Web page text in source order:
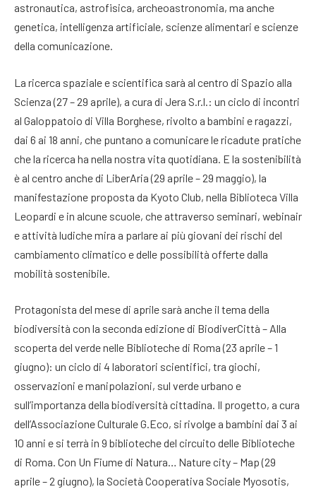
astronautica, astrofisica, archeoastronomia, ma anche
genetica, intelligenza artificiale, scienze alimentari e scienze
della comunicazione.
La ricerca spaziale e scientifica sarà al centro di Spazio alla
Scienza (27 – 29 aprile), a cura di Jera S.r.l.: un ciclo di incontri
al Galoppatoio di Villa Borghese, rivolto a bambini e ragazzi,
dai 6 ai 18 anni, che puntano a comunicare le ricadute pratiche
che la ricerca ha nella nostra vita quotidiana. E la sostenibilità
è al centro anche di LiberAria (29 aprile – 29 maggio), la
manifestazione proposta da Kyoto Club, nella Biblioteca Villa
Leopardi e in alcune scuole, che attraverso seminari, webinair
e attività ludiche mira a parlare ai più giovani dei rischi del
cambiamento climatico e delle possibilità offerte dalla
mobilità sostenibile.
Protagonista del mese di aprile sarà anche il tema della
biodiversità con la seconda edizione di BiodiverCittà – Alla
scoperta del verde nelle Biblioteche di Roma (23 aprile – 1
giugno): un ciclo di 4 laboratori scientifici, tra giochi,
osservazioni e manipolazioni, sul verde urbano e
sull’importanza della biodiversità cittadina. Il progetto, a cura
dell’Associazione Culturale G.Eco, si rivolge a bambini dai 3 ai
10 anni e si terrà in 9 biblioteche del circuito delle Biblioteche
di Roma. Con Un Fiume di Natura… Nature city – Map (29
aprile – 2 giugno), la Società Cooperativa Sociale Myosotis,